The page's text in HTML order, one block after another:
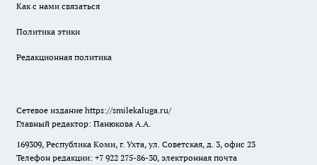
Как с нами связаться
Политика этики
Редакционная политика
Сетевое издание https://smilekaluga.ru/
Главный редактор: Панюкова А.А.
169309, Республика Коми, г. Ухта, ул. Советская, д. 3, офис 23
Телефон редакции: +7 922 275-86-30, электронная почта